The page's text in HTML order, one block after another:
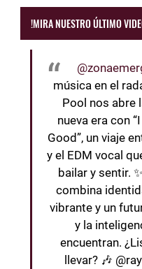
!MIRA NUESTRO ÚLTIMO
música en el
Pool nos abre
nueva era con
Good”, un viaje
y el EDM vocal
bailar y sentir.
combina
vibrante y un
y la
encuentran.
llevar? 🎶